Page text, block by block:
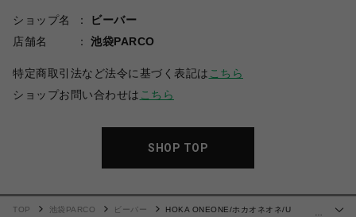
ショップ名
ビーバー
店舗名
池袋PARCO
特定商取引法など法令に基づく表記は こちら
ショップお問い合わせは こちら
SHOP TOP
TOP 池袋PARCO ビーバー
HOKA ONEONE/ホカオネオネ/U